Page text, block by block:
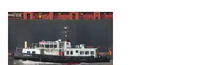
Sail 2015 Bremerhaven
Schiffsdetails